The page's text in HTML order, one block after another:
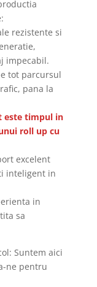
rezistente si
impecabil.
tot parcursul
pana la
este timpul in
roll up cu
excelent
inteligent in
in
sa
Suntem aici
ne pentru